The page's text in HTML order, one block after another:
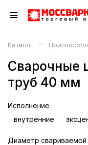
Каталог –
Сварочные
труб 40 мм
Исполнение
внутренние
Диаметр